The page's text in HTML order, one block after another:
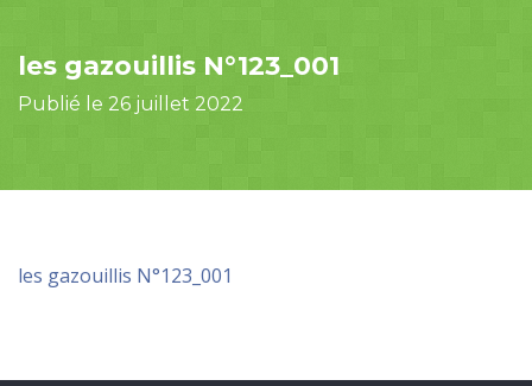
les gazouillis N°123_001
Publié le 26 juillet 2022
les gazouillis N°123_001